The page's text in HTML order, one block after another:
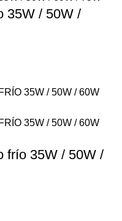
35W / 50W /
frío 35W / 50W /